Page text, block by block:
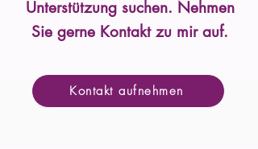
Unterstützung suchen. Nehmen
Sie gerne Kontakt zu mir auf.
Kontakt aufnehmen